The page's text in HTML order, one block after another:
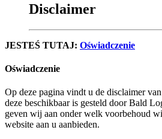
Disclaimer
JESTEŚ TUTAJ: Oświadczenie
Oświadczenie
Op deze pagina vindt u de disclaimer
deze beschikbaar is gesteld door Bald
geven wij aan onder welk voorbehoud
website aan u aanbieden.